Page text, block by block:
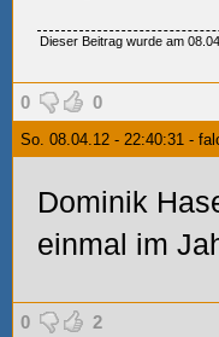
Dieser Beitrag wurde am
0 0
So. 08.04.12 - 22:40:31 -
Dominik
einmal im
0 2